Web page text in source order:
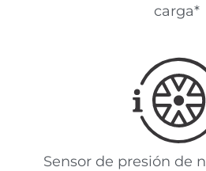
carga*
Sensor de presión de